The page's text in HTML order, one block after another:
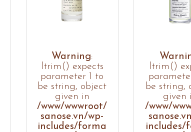
Warning:
ltrim() expects
parameter 1 to
be string, object
given in
/www/wwwroot/
sanose.vn/wp-
includes/forma
ltrim()
be string,
given
/www/
includes/